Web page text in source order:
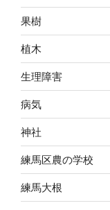
果樹
植木
生理障害
病気
神社
練馬区農の学校
練馬大根